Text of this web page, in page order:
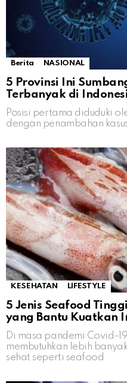
Berita NASIONAL
5 Provinsi Ini
Terbanyak di
Posisi pertama diduduki
dengan penambahan
KESEHATAN LIFESTYLE
5 Jenis Seafood
yang Bantu Kuatkan
Di masa pandemi Covid-
membutuhkan lebih
sehat seperti seafood